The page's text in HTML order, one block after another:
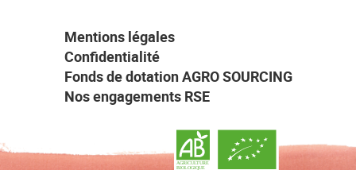
Mentions légales
Confidentialité
Fonds de dotation AGRO SOURCING
Nos engagements RSE